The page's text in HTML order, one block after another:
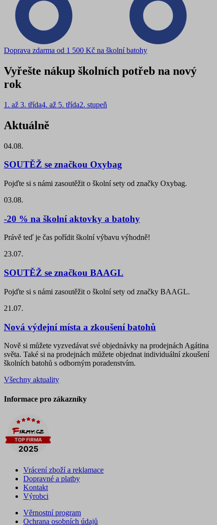
Doprava zdarma od 1 500 Kč na školní batohy
Vyřešte nákup školních potřeb na nový
rok
1. až 3. třída4. až 5. třída2. stupeň
Aktuálně
04.08.
SOUTĚŽ se značkou Oxybag
Pojďte si s námi zasoutěžit o školní sety od značky Oxybag.
03.08.
-20 % na školní aktovky a batohy
Právě teď je čas pořídit školní výbavu výhodně!
23.07.
SOUTĚŽ se značkou BAAGL
Pojďte si s námi zasoutěžit o školní sety od značky BAAGL.
21.07.
Nová výdejní místa a zkoušení batohů
Nově si můžete vyzvedávat své objednávky na prodejnách Agátina
světa. Také si na prodejnách můžete objednat individuální zkoušení
školních batohů s odborným poradenstvím.
Všechny aktuality
Informace pro zákazníky
Vrácení zboží a reklamace
Dopravné a platby
Kontakt
Výrobci
Věrnostní program
Ochrana osobních údajů